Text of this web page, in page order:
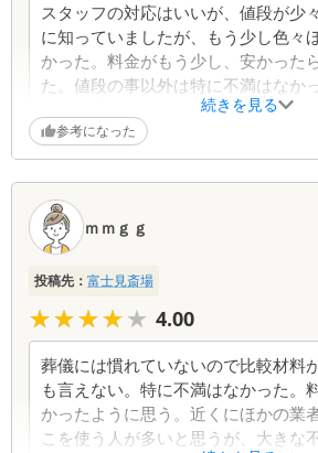
続きを見る
スタッフの対応はいいが、値段が少
に知っていましたが、もう少し色々
かった。料金がもう少し、安かった
た。値段の事以外は特に不満はなか
いいと思うが、色々組み合わせると
んだと思います。
参考になった
ｍｍｇｇ
投稿先： 富士見斎場
★★★★★
★★★★★ 4.00
葬儀には慣れていないので比較材料
も言えない。特に不満はなかった。
かったように思う。近くにほかの業
こを使う人が多いと思うが、大きな